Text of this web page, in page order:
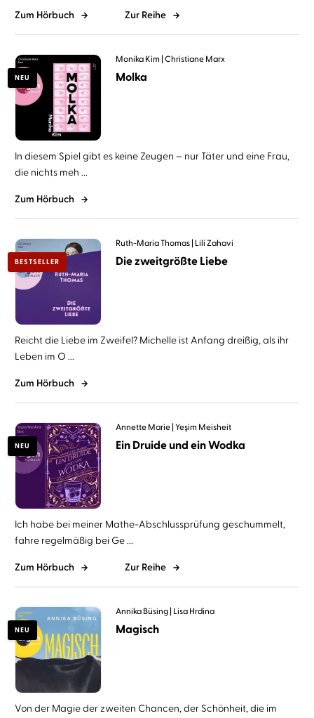
Zum Hörbuch Zur Reihe
NEU
Monika Kim Christiane Marx
Molka
In diesem Spiel gibt es keine Zeugen – nur Täter und eine Frau,
die nichts meh ...
Zum Hörbuch
BESTSELLER
Ruth-Maria Thomas Lili Zahavi
Die zweitgrößte Liebe
Reicht die Liebe im Zweifel? Michelle ist Anfang dreißig, als ihr
Leben im O ...
Zum Hörbuch
NEU
Annette Marie Yeşim Meisheit
Ein Druide und ein Wodka
Ich habe bei meiner Mathe-Abschlussprüfung geschummelt,
fahre regelmäßig bei Ge ...
Zum Hörbuch Zur Reihe
NEU
Annika Büsing Lisa Hrdina
Magisch
Von der Magie der zweiten Chancen, der Schönheit, die im